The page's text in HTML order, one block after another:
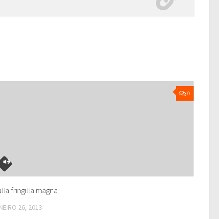
0
fringilla magna
26, 2013